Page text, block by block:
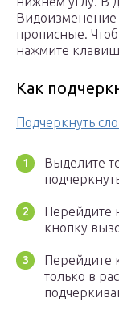
Видоизменение
прописные.
нажмите
Как
Подчеркнуть
Выделите
Перейдите
кнопку
Перейдите
только в